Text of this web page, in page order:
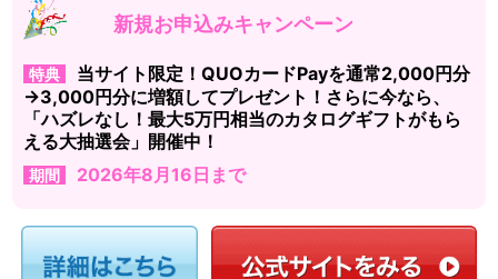
新規お申込みキャンペーン
特典
当サイト限定！QUOカードPayを通常2,000円分
→3,000円分に増額してプレゼント！さらに今なら、
「ハズレなし！最大5万円相当のカタログギフトがもら
える大抽選会」開催中！
期間 2026年8月16日まで